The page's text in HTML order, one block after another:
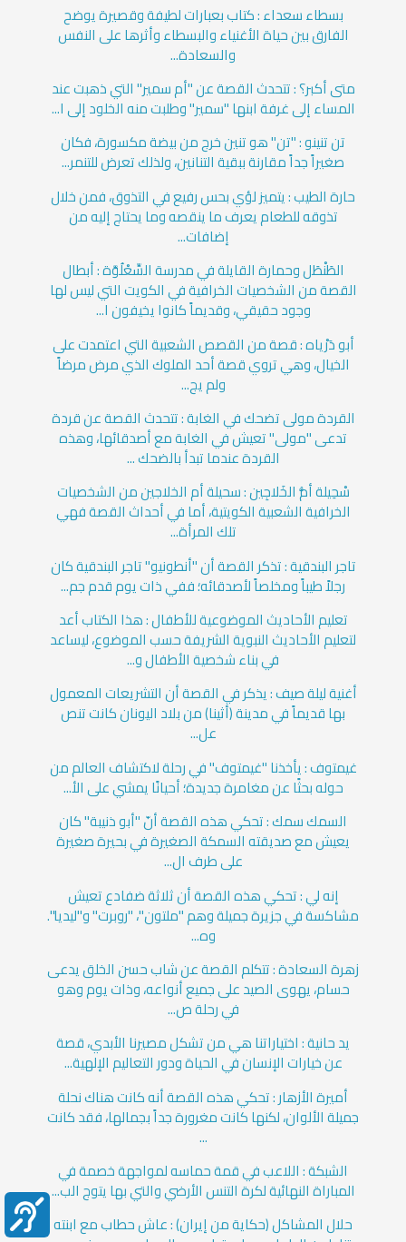
بسطاء سعداء : كتاب بعبارات لطيفة وقصيرة يوضح
الفارق بين حياة الأغنياء والبسطاء وأثرها على النفس
والسعادة...
متى أكبر؟ : تتحدث القصة عن "أم سمير" التي ذهبت عند
المساء إلى غرفة ابنها "سمير" وطلبت منه الخلود إلى ا...
تن تنينو : "تن" هو تنين خرج من بيضة مكسورة، فكان
صغيراً جداً مقارنة ببقية التنانين، ولذلك تعرض للتنمر...
حارة الطيب : يتميز لؤي بحس رفيع في التذوق، فمن خلال
تذوقه للطعام يعرف ما ينقصه وما يحتاج إليه من
إضافات...
الطَنْطَل وحمارة القايلة في مدرسة السِّعْلُوَّة : أبطال
القصة من الشخصيات الخرافية في الكويت التي ليس لها
وجود حقيقي، وقديماً كانوا يخيفون ا...
أبو دَرْياه : قصة من القصص الشعبية التي اعتمدت على
الخيال، وهي تروي قصة أحد الملوك الذي مرض مرضاً
ولم يج...
القردة مولى تضحك في الغابة : تتحدث القصة عن قردة
تدعى "مولى" تعيش في الغابة مع أصدقائها، وهذه
القردة عندما تبدأ بالضحك ...
سْحِيلة أمُّ الخَلاجِين : سحيلة أم الخلاجين من الشخصيات
الخرافية الشعبية الكويتية، أما في أحداث القصة فهي
تلك المرأة...
تاجر البندقية : تذكر القصة أن "أنطونيو" تاجر البندقية كان
رجلاً طيباً ومخلصاً لأصدقائه؛ ففي ذات يوم قدم جم...
تعليم الأحاديث الموضوعية للأطفال : هذا الكتاب أعد
لتعليم الأحاديث النبوية الشريفة حسب الموضوع، ليساعد
في بناء شخصية الأطفال و...
أغنية ليلة صيف : يذكر في القصة أن التشريعات المعمول
بها قديماً في مدينة (أثينا) من بلاد اليونان كانت تنص
عل...
غيمتوف : يأخذنا "غيمتوف" في رحلة لاكتشاف العالم من
حوله بحثًا عن مغامرة جديدة؛ أحيانًا يمشي على الأ...
السمك سمك : تحكي هذه القصة أنّ "أبو ذنيبة" كان
يعيش مع صديقته السمكة الصغيرة في بحيرة صغيرة
على طرف ال...
إنه لي : تحكي هذه القصة أن ثلاثة ضفادع تعيش
مشاكسة في جزيرة جميلة وهم "ملتون"، "روبرت" و"ليديا".
وه...
زهرة السعادة : تتكلم القصة عن شاب حسن الخلق يدعى
حسام، يهوى الصيد على جميع أنواعه، وذات يوم وهو
في رحلة ص...
يد حانية : اختياراتنا هي من تشكل مصيرنا الأبدي، قصة
عن خيارات الإنسان في الحياة ودور التعاليم الإلهية...
أميرة الأزهار : تحكي هذه القصة أنه كانت هناك نحلة
جميلة الألوان، لكنها كانت مغرورة جداً بجمالها، فقد كانت
...
الشبكة : اللاعب في قمة حماسه لمواجهة خصمة في
المباراة النهائية لكرة التنس الأرضي والتي بها يتوج الب...
حلال المشاكل (حكاية من إيران) : عاش حطاب مع ابنته